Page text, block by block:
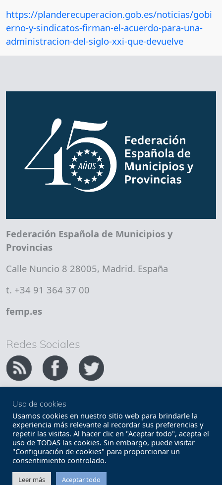
https://planderecuperacion.gob.es/noticias/gobi
erno-y-sindicatos-firman-el-acuerdo-para-una-
administracion-del-siglo-xxi-que-devuelve
Federación Española de Municipios y
Provincias
Calle Nuncio 8 28005, Madrid. España
t. +34 91 364 37 00
femp.es
Redes Sociales
Copyright FEMP
Accesibilidad
Términos legales
Política de privacidad
Términos y condiciones de uso
Contacto
Uso de cookies
Usamos cookies en nuestro sitio web para brindarle la
experiencia más relevante al recordar sus preferencias y
repetir las visitas. Al hacer clic en "Aceptar todo", acepta el
uso de TODAS las cookies. Sin embargo, puede visitar
"Configuración de cookies" para proporcionar un
consentimiento controlado.
Leer más Aceptar todo